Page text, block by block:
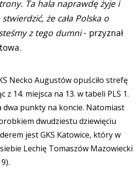
Ta hala naprawdę żyje i
że cała Polska o
z tego dumni- przyznał
Necko Augustów opuściło strefę
z 14. miejsca na 13. w tabeli PLS 1.
dwa punkty na koncie. Natomiast
dwudziestu dziewięciu
jest GKS Katowice, który w
Lechię Tomaszów Mazowiecki